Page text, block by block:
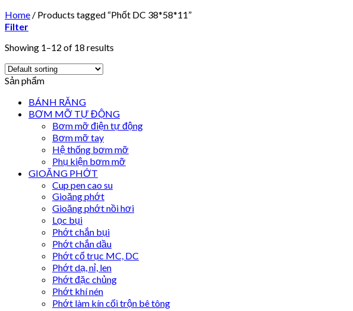
Home / Products tagged “Phốt DC 38*58*11”
Filter
Showing 1–12 of 18 results
Sản phẩm
BÁNH RĂNG
BƠM MỠ TỰ ĐỘNG
Bơm mỡ điện tự động
Bơm mỡ tay
Hệ thống bơm mỡ
Phụ kiện bơm mỡ
GIOĂNG PHỚT
Cup pen cao su
Gioăng phớt
Gioăng phớt nồi hơi
Lọc bụi
Phớt chắn bụi
Phớt chắn dầu
Phớt cổ trục MC, DC
Phớt dạ, nỉ, len
Phớt đặc chủng
Phớt khí nén
Phớt làm kín cối trộn bê tông